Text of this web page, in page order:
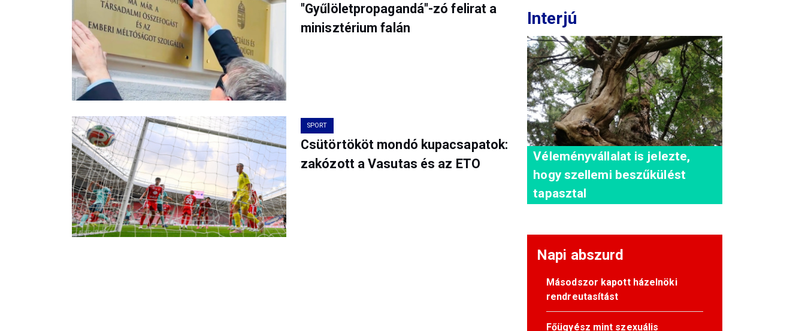
"Gyűlöletpropagandá"-zó felirat a
minisztérium falán
SPORT
Csütörtököt mondó kupacsapatok:
zakózott a Vasutas és az ETO
Interjú
Véleményvállalat is jelezte,
hogy szellemi beszűkülést
tapasztal
Napi abszurd
Másodszor kapott házelnöki
rendreutasítást
Főügyész mint szexuális